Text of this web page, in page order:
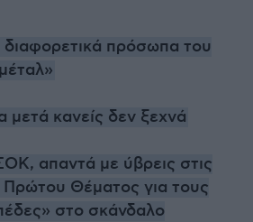
πρόσωπα του
μετά κανείς δεν ξεχνά
απαντά με ύβρεις στις
Θέματος για τους
στο σκάνδαλο